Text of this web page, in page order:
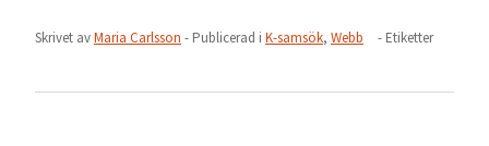
Skrivet avMaria Carlsson - Publicerad i K-samsök, Webb - Etiketter